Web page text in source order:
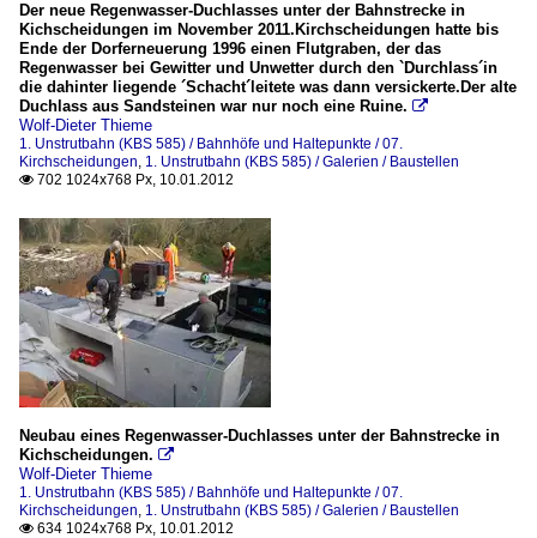
Der neue Regenwasser-Duchlasses unter der Bahnstrecke in
Kichscheidungen im November 2011.Kirchscheidungen hatte bis
Ende der Dorferneuerung 1996 einen Flutgraben, der das
Regenwasser bei Gewitter und Unwetter durch den `Durchlass´in
die dahinter liegende ´Schacht´leitete was dann versickerte.Der alte
Duchlass aus Sandsteinen war nur noch eine Ruine. 
Wolf-Dieter Thieme
1. Unstrutbahn (KBS 585) / Bahnhöfe und Haltepunkte / 07.
Kirchscheidungen, 1. Unstrutbahn (KBS 585) / Galerien / Baustellen
 702 1024x768 Px, 10.01.2012
Neubau eines Regenwasser-Duchlasses unter der Bahnstrecke in
Kichscheidungen. 
Wolf-Dieter Thieme
1. Unstrutbahn (KBS 585) / Bahnhöfe und Haltepunkte / 07.
Kirchscheidungen, 1. Unstrutbahn (KBS 585) / Galerien / Baustellen
 634 1024x768 Px, 10.01.2012